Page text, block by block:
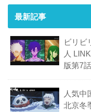
最新記事
ビリビ
人
版第7話
人気中
北京冬